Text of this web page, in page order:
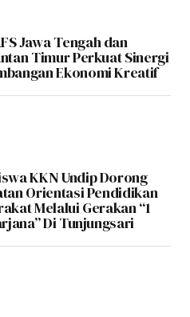
Jawa Tengah dan
Timur Perkuat Sinergi
Ekonomi Kreatif
KKN Undip Dorong
Orientasi Pendidikan
Melalui Gerakan “1
Di Tunjungsari